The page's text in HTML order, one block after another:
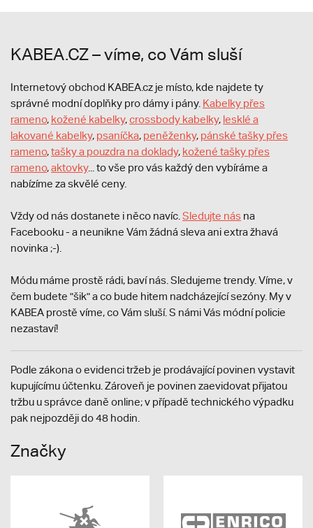
KABEA.CZ – víme, co Vám sluší
Internetový obchod KABEA.cz je místo, kde najdete ty
správné modní doplňky pro dámy i pány. Kabelky přes
rameno, kožené kabelky,crossbody kabelky, lesklé a
lakované kabelky, psaníčka, peněženky, pánské tašky přes
rameno,tašky a pouzdra na doklady, kožené tašky přes
rameno,aktovky... to vše pro vás každý den vybíráme a
nabízíme za skvělé ceny.
Vždy od nás dostanete i něco navíc. Sledujte nás na
Facebooku - a neunikne Vám žádná sleva ani extra žhavá
novinka ;-).
Módu máme prostě rádi, baví nás. Sledujeme trendy. Víme, v
čem budete "šik" a co bude hitem nadcházející sezóny. My v
KABEA prostě víme, co Vám sluší. S námi Vás módní policie
nezastaví!
Podle zákona o evidenci tržeb je prodávající povinen vystavit
kupujícímu účtenku. Zároveň je povinen zaevidovat přijatou
tržbu u správce daně online; v případě technického výpadku
pak nejpozději do 48 hodin.
Značky